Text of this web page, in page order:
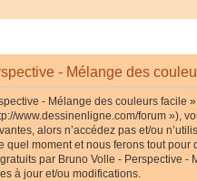
- Mélange des
- Mélange des couleurs
www.dessinenligne.com/forum »),
alors n’accédez pas et/ou
moment et nous ferons tout
par Bruno Volle - Perspective
à jour et/ou modifications.